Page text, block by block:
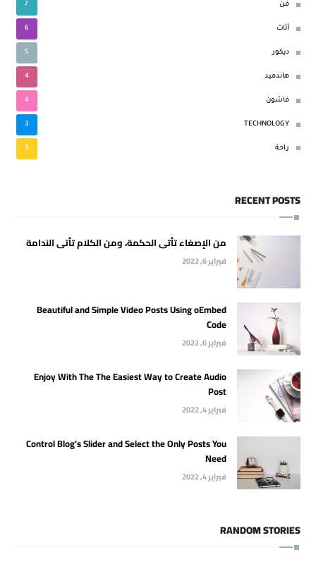
فن 7
أثاث 6
ديكور 5
هاندميد 4
فاشون 4
TECHNOLOGY
3
راحة 3
RECENT POSTS
من الإصغاء تأتى الحكمة، ومن الكلام تأتى الندامة
فبراير 6, 2022
Beautiful and Simple Video Posts Using oEmbed
Code
فبراير 6, 2022
Enjoy With The The Easiest Way to Create Audio
Post
فبراير 4, 2022
Control Blog’s Slider and Select the Only Posts You
Need
فبراير 4, 2022
RANDOM STORIES